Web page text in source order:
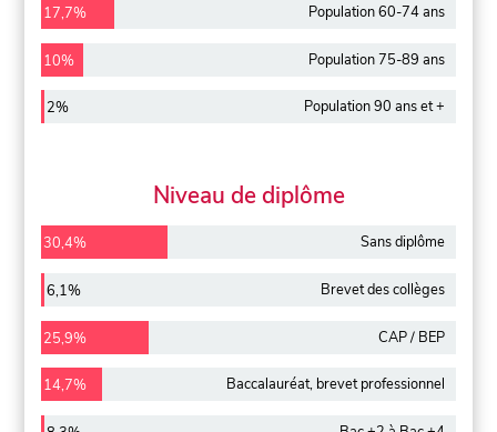
17,7% Population 60-74 ans
10% Population 75-89 ans
2% Population 90 ans et +
Niveau de diplôme
30,4% Sans diplôme
6,1% Brevet des collèges
25,9% CAP / BEP
14,7% Baccalauréat, brevet professionnel